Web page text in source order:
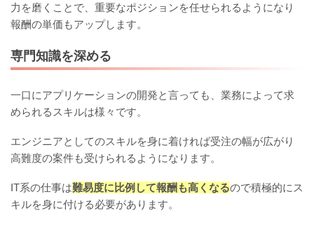
力を磨くことで、重要なポジションを任せられるようになり
報酬の単価もアップします。
専門知識を深める
一口にアプリケーションの開発と言っても、業務によって求
められるスキルは様々です。
エンジニアとしてのスキルを身に着ければ受注の幅が広がり
高難度の案件も受けられるようになります。
IT系の仕事は難易度に比例して報酬も高くなるので積極的にス
キルを身に付ける必要があります。